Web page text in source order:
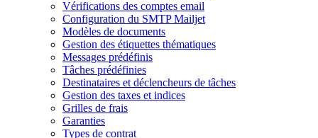
Vérifications des comptes email
Configuration du SMTP Mailjet
Modèles de documents
Gestion des étiquettes thématiques
Messages prédéfinis
Tâches prédéfinies
Destinataires et déclencheurs de tâches
Gestion des taxes et indices
Grilles de frais
Garanties
Types de contrat